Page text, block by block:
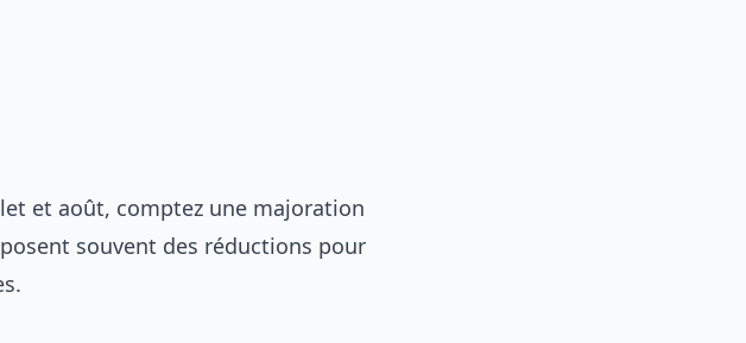
et août, comptez une majoration
souvent des réductions pour